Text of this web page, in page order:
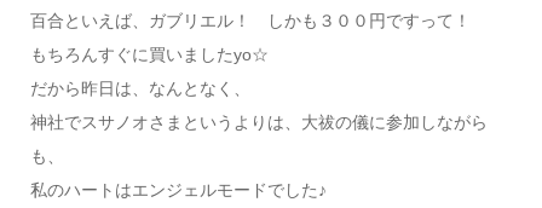
百合といえば、ガブリエル！ しかも３００円ですって！
もちろんすぐに買いましたyo☆
だから昨日は、なんとなく、
神社でスサノオさまというよりは、大祓の儀に参加しながら
も、
私のハートはエンジェルモードでした♪